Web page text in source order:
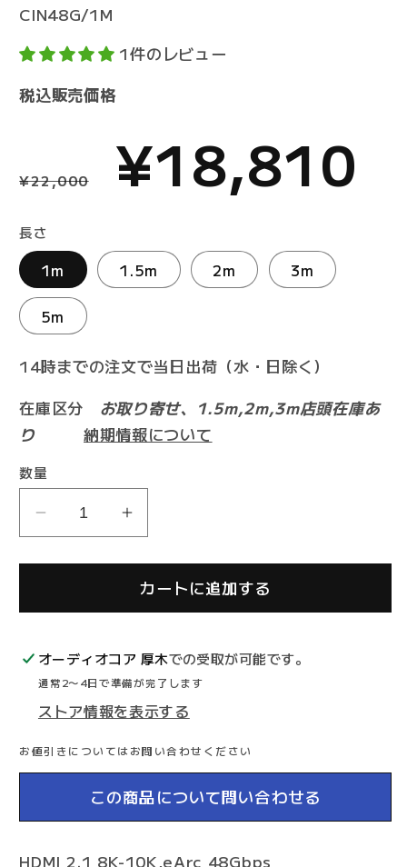
SKU:
CIN48G/1M
1件のレビュー
税込販売価格
通
常
価
格
¥22,000
セ
ー
価
格
¥18,810
長さ
1m 1.5m 2m 3m
5m
14時までの注文で当日出荷（水・日除く）
在庫区分 お取り寄せ、1.5m,2m,3m店頭在庫あ
り
納期情報について
数量
audioquest
Cinnamon48
HDMI
ー
ル
の
数
量
を
ら
audioquest
Cinnamon48
HDMI
ケ
ー
ル
の
数
量
を
増
や
カートに追加する
オーディオコア 厚木での受取が可能です。
通常2〜4日で準備が完了します
ストア情報を表示する
お値引きについてはお問い合わせください
この商品について問い合わせる
HDMI 2.1 8K-10K,eArc 48Gbps